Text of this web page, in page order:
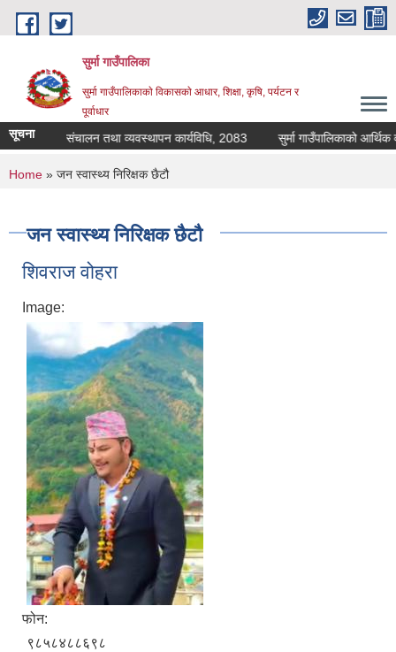
Skip to main content
सुर्मा गाउँपालिका
सुर्मा गाउँपालिकाकाे विकासकाे आधार, शिक्षा, कृषि, पर्यटन र
पूर्वाधार
सूचना
दिवा खाजा संचालन तथा व्यवस्थापन कार्यविधि, 2083
You are here
Home » जन स्वास्थ्य निरिक्षक छैटौ
जन स्वास्थ्य निरिक्षक छैटौ
शिवराज वोहरा
Image:
फोन:
९८५८४८८६९८